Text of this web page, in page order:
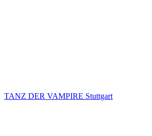
TANZ DER VAMPIRE Stuttgart